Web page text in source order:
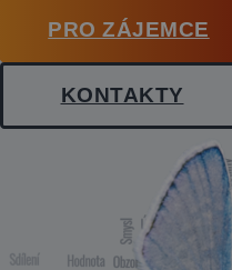
PRO ZÁJEMCE
KONTAKTY